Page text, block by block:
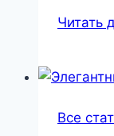
Читать
Все